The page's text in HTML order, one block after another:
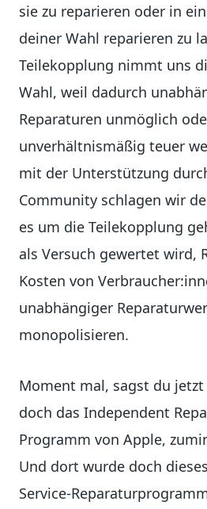
sie zu reparieren oder in
deiner Wahl reparieren zu
Teilekopplung nimmt uns
Wahl, weil dadurch
Reparaturen unmöglich
unverhältnismäßig teuer
mit der Unterstützung
Community schlagen wir
es um die Teilekopplung
als Versuch gewertet wird,
Kosten von
unabhängiger
monopolisieren.
Moment mal, sagst du
doch das Independent
Programm von Apple,
Und dort wurde doch
Service-